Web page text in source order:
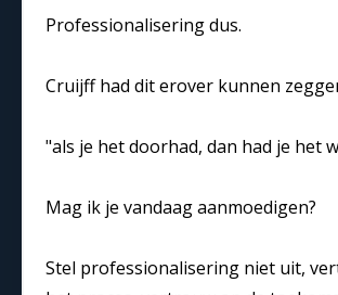
Professionalisering dus.
Cruijff had dit erover kunnen
"als je het doorhad, dan had je het
Mag ik je vandaag aanmoedigen?
Stel professionalisering niet uit,